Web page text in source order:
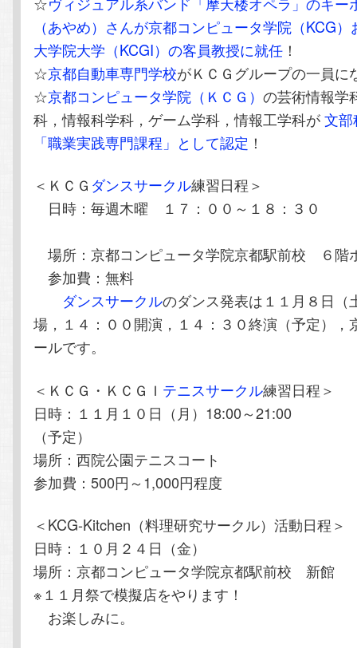
（あやめ）さんが京都コンピュータ学院（KCG
大学院大学（KCGI）の客員教授に就任 ！
☆京都自動車専門学校がＫＣＧグループの一員に
☆京都コンピュータ学院（ＫＣＧ）の芸術情報学
科，情報科学科，ゲーム学科，情報工学科が文
「職業実践専門課程」として認定 ！
＜ＫＣＧ ダンスサークル練習日程＞
日時：毎週木曜 １７：００～１８：３０
場所：京都コンピュータ学院京都駅前校 ６階
参加費：無料
ダンスサークルのダンス発表は１１月８日（
場，１４：００開演，１４：３０終演（予定），
ールです。
＜ＫＣＧ・ＫＣＧＩ テニスサークル練習日程＞
日時：１１月１０日（月）18:00～21:00
（予定）
場所：西院公園テニスコート
参加費：500円～1,000円程度
＜KCG-Kitchen（料理研究サークル）活動日程＞
日時：１０月２４日（金）
場所：京都コンピュータ学院京都駅前校 新館
※１１月祭で模擬店をやります！
お楽しみに。